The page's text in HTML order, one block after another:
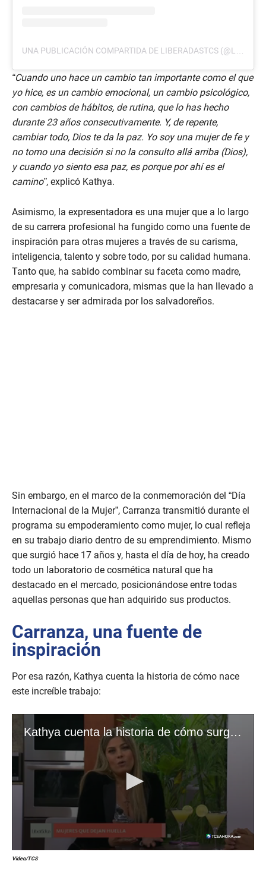
“Cuando uno hace un cambio tan importante como el que
yo hice, es un cambio emocional, un cambio psicológico,
con cambios de hábitos, de rutina, que lo has hecho
durante 23 años consecutivamente. Y, de repente,
cambiar todo, Dios te da la paz. Yo soy una mujer de fe y
no tomo una decisión si no la consulto allá arriba (Dios),
y cuando yo siento esa paz, es porque por ahí es el
camino”, explicó Kathya.
Asimismo, la expresentadora es una mujer que a lo largo
de su carrera profesional ha fungido como una fuente de
inspiración para otras mujeres a través de su carisma,
inteligencia, talento y sobre todo, por su calidad humana.
Tanto que, ha sabido combinar su faceta como madre,
empresaria y comunicadora, mismas que la han llevado a
destacarse y ser admirada por los salvadoreños.
Sin embargo, en el marco de la conmemoración del “Día
Internacional de la Mujer”, Carranza transmitió durante el
programa su empoderamiento como mujer, lo cual refleja
en su trabajo diario dentro de su emprendimiento. Mismo
que surgió hace 17 años y, hasta el día de hoy, ha creado
todo un laboratorio de cosmética natural que ha
destacado en el mercado, posicionándose entre todas
aquellas personas que han adquirido sus productos.
Carranza, una fuente de
inspiración
Por esa razón, Kathya cuenta la historia de cómo nace
este increíble trabajo:
Video/TCS